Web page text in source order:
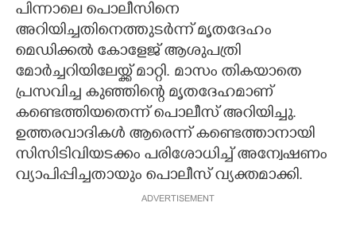
പിന്നാലെ പൊലീസിനെ
അറിയിച്ചതിനെത്തുടർന്ന് മൃതദേഹം
മെഡിക്കൽ കോളേജ് ആശുപത്രി
മോർച്ചറിയിലേയ്ക്ക് മാറ്റി. മാസം തികയാതെ
പ്രസവിച്ച കുഞ്ഞിന്റെ മൃതദേഹമാണ്
കണ്ടെത്തിയതെന്ന് പൊലീസ് അറിയിച്ചു.
ഉത്തരവാദികൾ ആരെന്ന് കണ്ടെത്താനായി
സിസിടിവിയടക്കം പരിശോധിച്ച് അന്വേഷണം
വ്യാപിപ്പിച്ചതായും പൊലീസ് വ്യക്തമാക്കി.
ADVERTISEMENT